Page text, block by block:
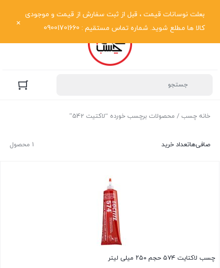
بعلت نوسانات قیمت ، قبل از ثبت سفارش از قیمت و موجودی
کالا ها مطلع شوید. شماره تماس مستقیم : 09001701660
خانه چسب / محصولات برچسب خورده “لاکتیت 542”
1 محصول صافی‌هاتعداد خرید
چسب لاکتایت ۵۷۴ حجم ۲۵۰ میلی لیتر